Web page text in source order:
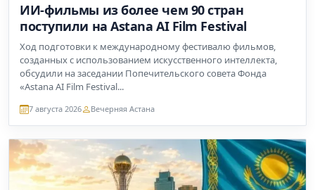
ИИ-фильмы из более чем 90 стран
поступили на Astana AI Film Festival
Ход подготовки к международному фестивалю фильмов,
созданных с использованием искусственного интеллекта,
обсудили на заседании Попечительского совета Фонда
«Astana AI Film Festival...
7 августа 2026 Вечерняя Астана